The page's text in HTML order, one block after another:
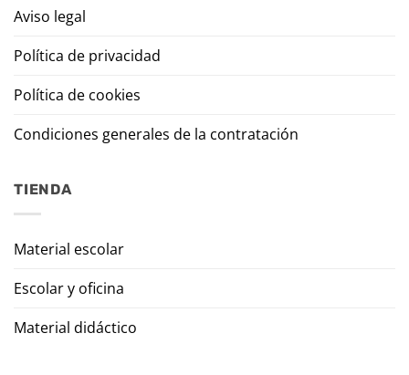
Aviso legal
Política de privacidad
Política de cookies
Condiciones generales de la contratación
TIENDA
Material escolar
Escolar y oficina
Material didáctico